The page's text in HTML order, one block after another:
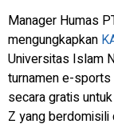
Manager Humas
mengungkapkan
Universitas Islam
turnamen e-
secara gratis
Z yang berdomisili